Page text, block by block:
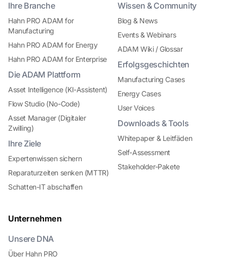
Ihre Branche
Hahn PRO ADAM for
Manufacturing
Hahn PRO ADAM for Energy
Hahn PRO ADAM for Enterprise
Die ADAM Plattform
Asset Intelligence (KI-Assistent)
Flow Studio (No-Code)
Asset Manager (Digitaler
Zwilling)
Ihre Ziele
Expertenwissen sichern
Reparaturzeiten senken (MTTR)
Schatten-IT abschaffen
Wissen & Community
Blog & News
Events & Webinars
ADAM Wiki / Glossar
Erfolgsgeschichten
Manufacturing Cases
Energy Cases
User Voices
Downloads & Tools
Whitepaper & Leitfäden
Self-Assessment
Stakeholder-Pakete
Unternehmen
Unsere DNA
Über Hahn PRO